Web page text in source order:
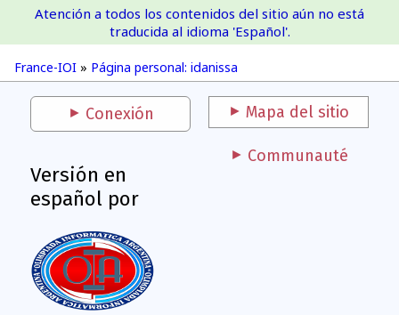
France-IOI
France-IOI » Página personal: idanissa
Atención a todos los contenidos del sitio aún no está
traducida al idioma 'Español'.
Conexión Mapa del sitio
Versión en
español por
Communauté